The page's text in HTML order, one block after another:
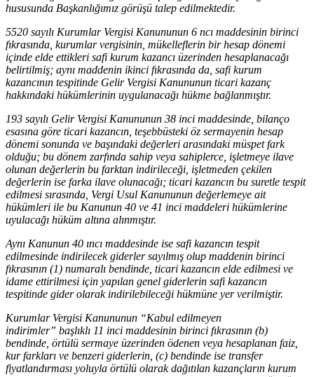
hususunda Başkanlığımız görüşü talep edilmektedir.
5520 sayılı Kurumlar Vergisi Kanununun 6 ncı maddesinin birinci
fıkrasında, kurumlar vergisinin, mükelleflerin bir hesap dönemi
içinde elde ettikleri safi kurum kazancı üzerinden hesaplanacağı
belirtilmiş; aynı maddenin ikinci fıkrasında da, safi kurum
kazancının tespitinde Gelir Vergisi Kanununun ticari kazanç
hakkındaki hükümlerinin uygulanacağı hükme bağlanmıştır.
193 sayılı Gelir Vergisi Kanununun 38 inci maddesinde, bilanço
esasına göre ticari kazancın, teşebbüsteki öz sermayenin hesap
dönemi sonunda ve başındaki değerleri arasındaki müspet fark
olduğu; bu dönem zarfında sahip veya sahiplerce, işletmeye ilave
olunan değerlerin bu farktan indirileceği, işletmeden çekilen
değerlerin ise farka ilave olunacağı; ticari kazancın bu suretle tespit
edilmesi sırasında, Vergi Usul Kanununun değerlemeye ait
hükümleri ile bu Kanunun 40 ve 41 inci maddeleri hükümlerine
uyulacağı hüküm altına alınmıştır.
Aynı Kanunun 40 ıncı maddesinde ise safi kazancın tespit
edilmesinde indirilecek giderler sayılmış olup maddenin birinci
fıkrasının (1) numaralı bendinde, ticari kazancın elde edilmesi ve
idame ettirilmesi için yapılan genel giderlerin safi kazancın
tespitinde gider olarak indirilebileceği hükmüne yer verilmiştir.
Kurumlar Vergisi Kanununun “Kabul edilmeyen
indirimler” başlıklı 11 inci maddesinin birinci fıkrasının (b)
bendinde, örtülü sermaye üzerinden ödenen veya hesaplanan faiz,
kur farkları ve benzeri giderlerin, (c) bendinde ise transfer
fiyatlandırması yoluyla örtülü olarak dağıtılan kazançların kurum